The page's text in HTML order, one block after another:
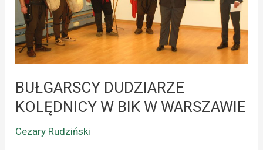
BUŁGARSCY DUDZIARZE
KOLĘDNICY W BIK W WARSZAWIE
Cezary Rudziński
BIK
W
WARSZAWIE